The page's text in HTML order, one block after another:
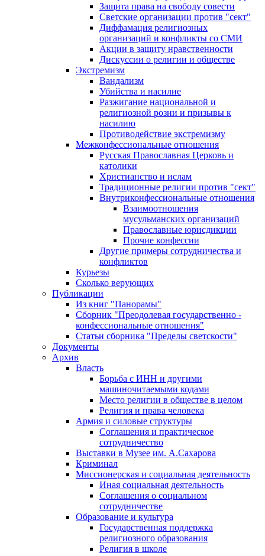
Защита права на свободу совести
Светские организации против "сект"
Диффамация религиозных
организаций и конфликты со СМИ
Акции в защиту нравственности
Дискуссии о религии и обществе
Экстремизм
Вандализм
Убийства и насилие
Разжигание национальной и
религиозной розни и призывы к
насилию
Противодействие экстремизму
Межконфессиональные отношения
Русская Православная Церковь и
католики
Христианство и ислам
Традиционные религии против "сект"
Внутриконфессиональные отношения
Взаимоотношения
мусульманских организаций
Православные юрисдикции
Прочие конфессии
Другие примеры сотрудничества и
конфликтов
Курьезы
Сколько верующих
Публикации
Из книг "Панорамы"
Сборник "Преодолевая государственно -
конфессиональные отношения"
Статьи сборника "Пределы светскости"
Документы
Архив
Власть
Борьба с ИНН и другими
машиночитаемыми кодами
Место религии в обществе в целом
Религия и права человека
Армия и силовые структуры
Соглашения и практическое
сотрудничество
Выставки в Музее им. А.Сахарова
Криминал
Миссионерская и социальная деятельность
Иная социальная деятельность
Соглашения о социальном
сотрудничестве
Образование и культура
Государственная поддержка
религиозного образования
Религия в школе